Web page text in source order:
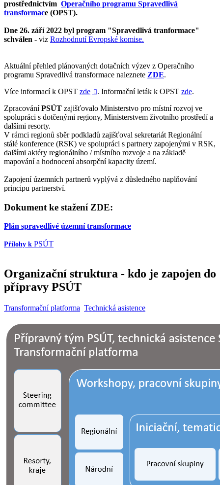
prostřednictvím Operačního programu Spravedlivá
transformace (OPST).
Dne 26. září 2022 byl program "Spravedlivá tranformace"
schválen - viz Rozhodnutí Evropské komise.
Aktuální přehled plánovaných dotačních výzev z Operačního
programu Spravedlivá transformace naleznete ZDE.
Více informací k OPST zde . Informační leták k OPST zde.
ZpracováníPSÚT zajišťovalo Ministerstvo pro místní rozvoj ve
spolupráci s dotčenými regiony, Ministerstvem životního prostředí a
dalšími resorty.
V rámci regionů sběr podkladů zajišťoval sekretariát Regionální
stálé konference (RSK) ve spolupráci s partnery zapojenými v RSK,
dalšími aktéry regionálního / místního rozvoje a na základě
mapování a hodnocení absorpční kapacity území.
Zapojení územních partnerů vyplývá z důsledného naplňování
principu partnerství.
Dokument ke stažení ZDE:
Plán spravedlivé územní transformace
Přílohy k PSÚT
Organizační struktura - kdo je zapojen do
přípravy PSÚT
Transformační platforma Technická asistence